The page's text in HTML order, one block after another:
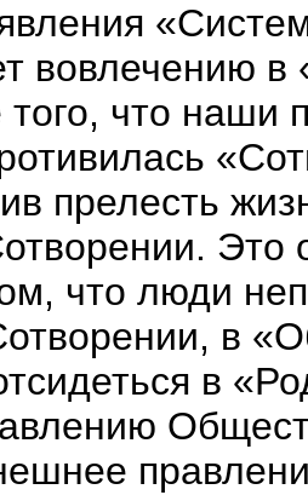
вовлечению
того, что
прелесть
Это
что люди
в
в